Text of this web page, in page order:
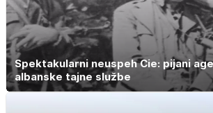
Spektakularni neuspeh Cie: pijani
albanske tajne službe